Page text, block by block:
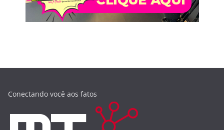
Conectando você aos fatos